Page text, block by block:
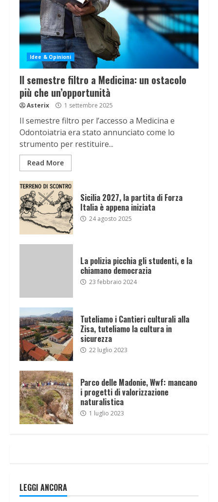
Idee & Opinioni
Il semestre filtro a Medicina: un ostacolo
più che un’opportunità
Asterix 1 settembre 2025
Il semestre filtro per l’accesso a Medicina e
Odontoiatria era stato annunciato come lo
strumento per restituire...
Read More
Sicilia 2027, la partita di Forza
Italia è appena iniziata
24 agosto 2025
La polizia picchia gli studenti, e la
chiamano democrazia
23 febbraio 2024
Tuteliamo i Cantieri culturali alla
Zisa, tuteliamo la cultura in
sicurezza
22 luglio 2023
Parco delle Madonie, Wwf: mancano
i progetti di valorizzazione
naturalistica
1 luglio 2023
LEGGI ANCORA